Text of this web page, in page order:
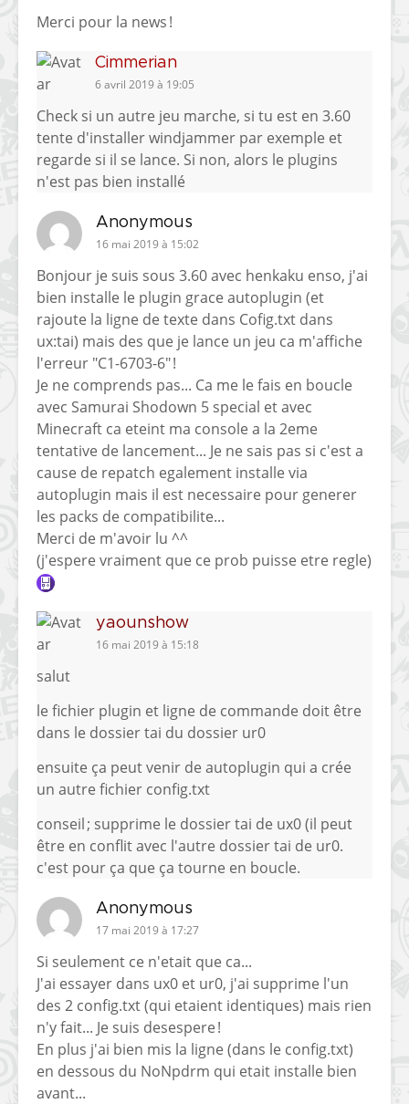
Merci pour la news !
Cimmerian
6 avril 2019 à 19:05
Check si un autre jeu marche, si tu est en 3.60
tente d'installer windjammer par exemple et
regarde si il se lance. Si non, alors le plugins
n'est pas bien installé
Anonymous
16 mai 2019 à 15:02
Bonjour je suis sous 3.60 avec henkaku enso, j'ai
bien installe le plugin grace autoplugin (et
rajoute la ligne de texte dans Cofig.txt dans
ux:tai) mais des que je lance un jeu ca m'affiche
l'erreur "C1-6703-6" !
Je ne comprends pas... Ca me le fais en boucle
avec Samurai Shodown 5 special et avec
Minecraft ca eteint ma console a la 2eme
tentative de lancement... Je ne sais pas si c'est a
cause de repatch egalement installe via
autoplugin mais il est necessaire pour generer
les packs de compatibilite...
Merci de m'avoir lu ^^
(j'espere vraiment que ce prob puisse etre regle)
yaounshow
16 mai 2019 à 15:18
salut
le fichier plugin et ligne de commande doit être
dans le dossier tai du dossier ur0
ensuite ça peut venir de autoplugin qui a crée
un autre fichier config.txt
conseil ; supprime le dossier tai de ux0 (il peut
être en conflit avec l'autre dossier tai de ur0.
c'est pour ça que ça tourne en boucle.
Anonymous
17 mai 2019 à 17:27
Si seulement ce n'etait que ca...
J'ai essayer dans ux0 et ur0, j'ai supprime l'un
des 2 config.txt (qui etaient identiques) mais rien
n'y fait... Je suis desespere !
En plus j'ai bien mis la ligne (dans le config.txt)
en dessous du NoNpdrm qui etait installe bien
avant...